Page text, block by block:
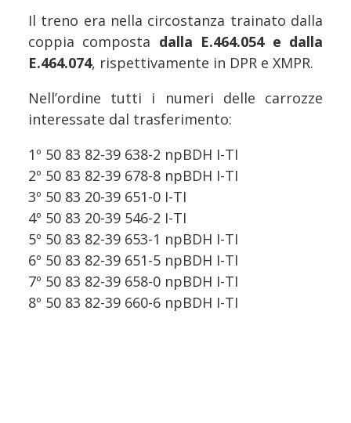
Il treno era nella circostanza trainato dalla
coppia composta dalla E.464.054 e dalla
E.464.074, rispettivamente in DPR e XMPR.
Nell’ordine tutti i numeri delle carrozze
interessate dal trasferimento:
1º 50 83 82-39 638-2 npBDH I-TI
2º 50 83 82-39 678-8 npBDH I-TI
3º 50 83 20-39 651-0 I-TI
4º 50 83 20-39 546-2 I-TI
5º 50 83 82-39 653-1 npBDH I-TI
6º 50 83 82-39 651-5 npBDH I-TI
7º 50 83 82-39 658-0 npBDH I-TI
8º 50 83 82-39 660-6 npBDH I-TI